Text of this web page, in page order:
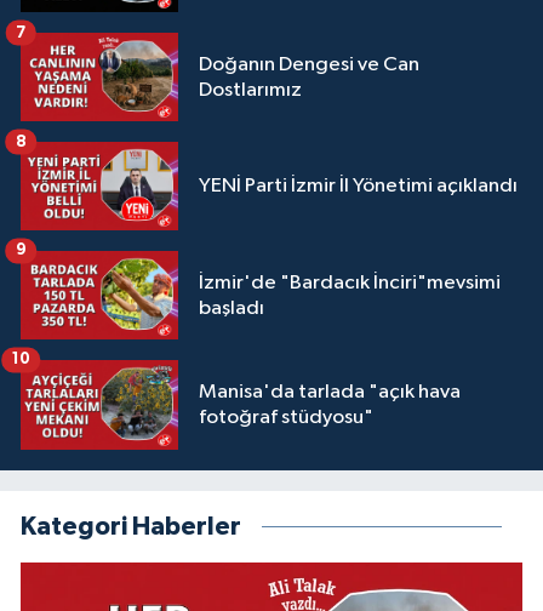
Doğanın Dengesi ve Can
Dostlarımız
7
YENİ Parti İzmir İl Yönetimi açıklandı
8
İzmir'de "Bardacık İnciri"mevsimi
başladı
9
Manisa'da tarlada "açık hava
fotoğraf stüdyosu"
10
Kategori Haberler